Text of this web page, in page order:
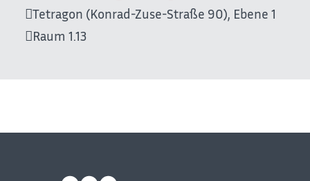
Tetragon (Konrad-Zuse-Straße 90), Ebene 1
Raum 1.13